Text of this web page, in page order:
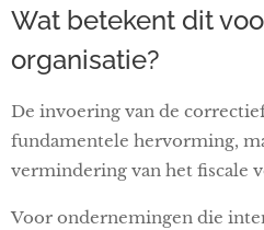
Wat betekent dit
organisatie?
De invoering van de
fundamentele hervorming,
vermindering van het fiscale
Voor ondernemingen die